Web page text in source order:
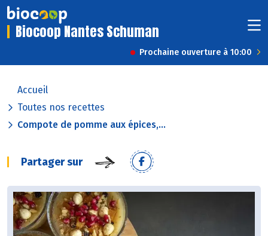
Biocoop Nantes Schuman
Prochaine ouverture à 10:00
Accueil
Toutes nos recettes
Compote de pomme aux épices,...
Partager sur